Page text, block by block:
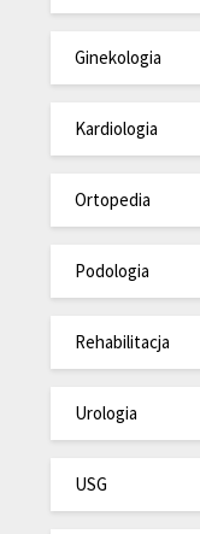
Ginekologia
Kardiologia
Ortopedia
Podologia
Rehabilitacja
Urologia
USG